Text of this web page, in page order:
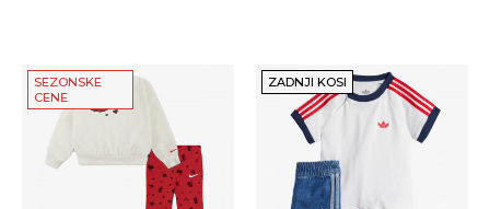
SEZONSKE
CENE
ZADNJI KOSI